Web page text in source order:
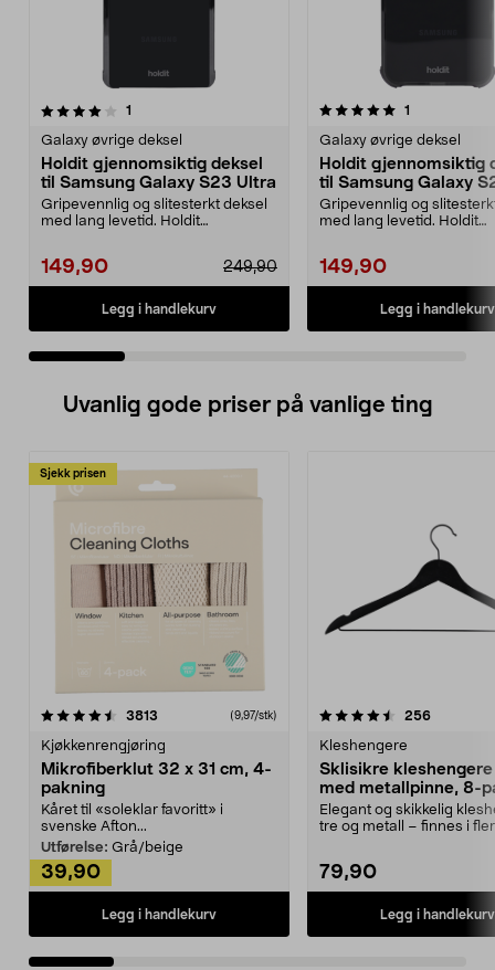
1
Galaxy øvrige deksel
Holdit gjennomsiktig deksel
til Samsung Galaxy S23 Ultra
Gripevennlig og slitesterkt deksel
med lang levetid. Holdit
149,90 249,90
Legg i handlekurv
5.0 av 5 stjerner 1
Galaxy øvrige deksel
Holdit gjennomsiktig
til Samsung Galaxy
Gripevennlig og
med lang levetid. Holdit
149,90
Legg i handlekurv
3.5 av 5 stjerner
Uvanlig gode priser på vanlige ting
Sjekk prisen
3813 anmeldelser(9,97/stk)
Kjøkkenrengjøring
Mikrofiberklut 32 x 31 cm, 4-
pakning
Kåret til «soleklar favoritt» i
svenske Afton...
Utførelse: Grå/beige
39,90
Legg i handlekurv
4.5av 5 stjerner 256
Kleshengere
Sklisikre
med metallpinne, 8-
Elegant og skikkelig
tre og metall – finnes i
79,90
Legg i handlekurv
4.5av 5 stjerner